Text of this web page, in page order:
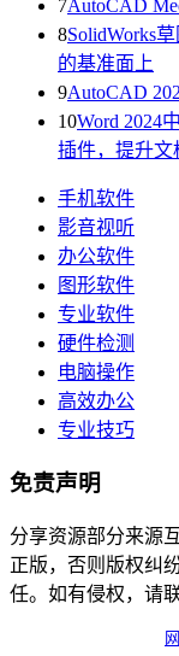
7AutoCAD
8SolidWorks
的基准面上
9AutoCAD
10Word 2024
插件，提升文
手机软件
影音视听
办公软件
图形软件
专业软件
硬件检测
电脑操作
高效办公
专业技巧
免责声明
分享资源部分来源
正版，否则版权纠
任。如有侵权，请